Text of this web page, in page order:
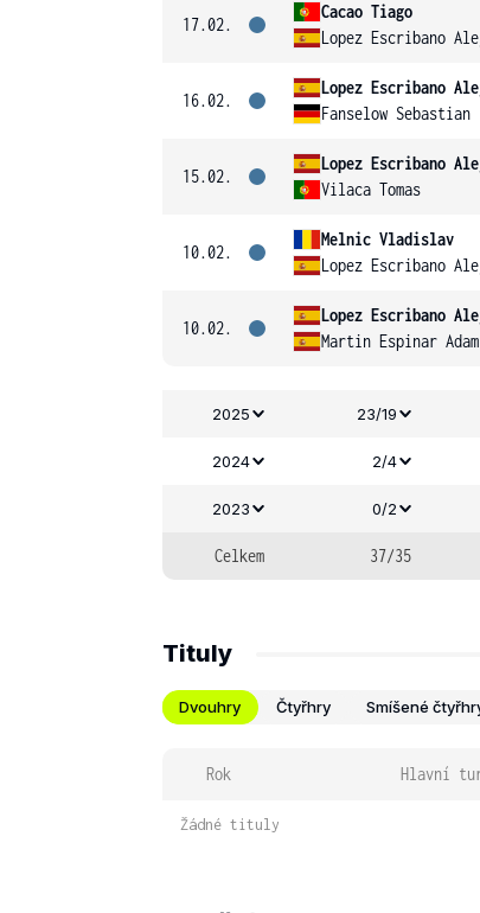
17.02.
Cacao Tiago
Lopez Escribano
16.02.
Lopez Escribano
Fanselow Sebastian
15.02.
Lopez Escribano
Vilaca Tomas
10.02.
Melnic Vladislav
Lopez Escribano
10.02.
Lopez Escribano
Martin Espinar Adam
2025 23/19
2024 2/4
2023 0/2
Celkem 37/35
Tituly
Dvouhry Čtyřhry Smíšené
Rok Hlavní
Žádné tituly